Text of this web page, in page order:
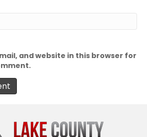
and website in this browser for